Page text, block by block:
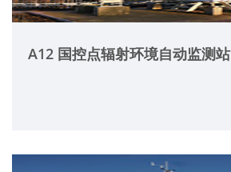
A12 国控点辐射环境自动监测站